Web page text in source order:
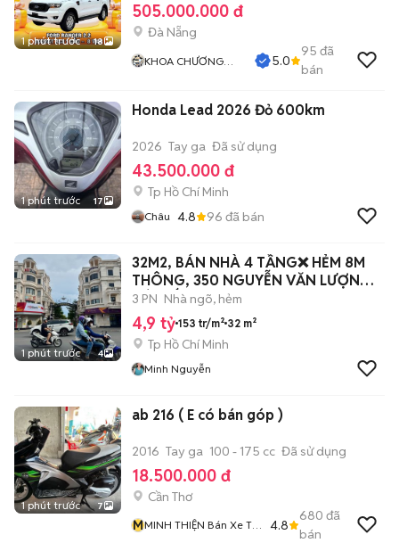
1 phút trước 18
505.000.000 đ
Đà Nẵng
KHOA CHƯƠNG
5.0
95 đã
bán
1 phút trước 17
Honda Lead 2026 Đỏ 600km
2026 Tay ga Đã sử dụng
43.500.000 đ
Tp Hồ Chí Minh
Châu 4.8 96 đã bán
1 phút trước 4
32M2, BÁN NHÀ 4 TẦNG❌ HẺM 8M
THÔNG, 350 NGUYỄN VĂN LƯỢNG,
GÒ VẤP, 4.x
3 PN Nhà ngõ, hẻm
4,9 tỷ 153 tr/m² 32 m²
Tp Hồ Chí Minh
Minh Nguyễn
1 phút trước 7
ab 216 ( E có bán góp )
2016 Tay ga 100 - 175 cc Đã sử dụng
18.500.000 đ
Cần Thơ
MMINH THIỆN Bán Xe Trả
4.8
680 đã
bán